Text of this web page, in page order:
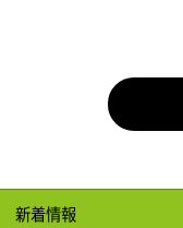
新着情報